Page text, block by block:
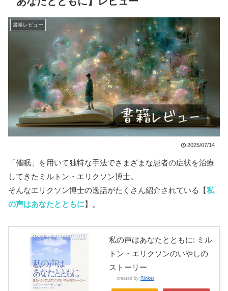
書籍レビュー
2025/07/14
「催眠」を用いて独特な手法でさまざまな患者の症状を治療
してきたミルトン・エリクソン博士。
そんなエリクソン博士の逸話がたくさん紹介されている【私
の声はあなたとともに】。
私の声はあなたとともに: ミル
トン・エリクソンのいやしの
ストーリー
created by Rinker